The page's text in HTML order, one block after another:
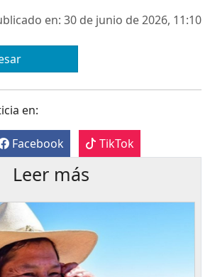
en: 30 de junio de 2026, 11:10
en:
Facebook TikTok
Leer más